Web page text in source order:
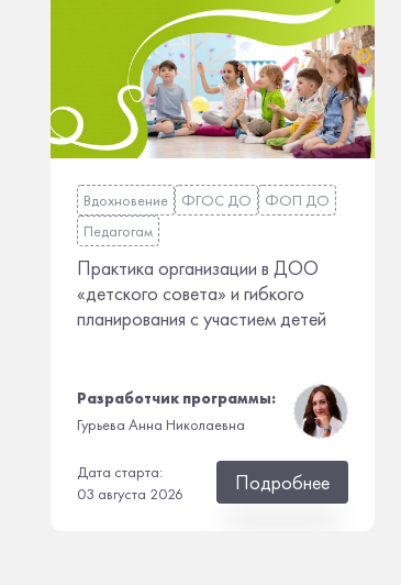
Вдохновение ФГОС ДО
ФОП ДО
Педагогам
Практика организации в ДОО
«детского совета» и гибкого
планирования с участием детей
Разработчик программы:
Гурьева Анна Николаевна
Дата старта:
03 августа 2026
Подробнее